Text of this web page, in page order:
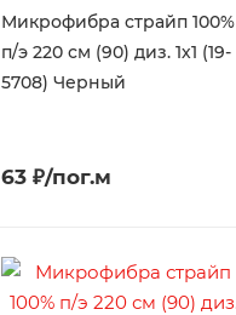
Микрофибра страйп 100%
п/э 220 см (90) диз. 1х1 (19-
5708) Черный
63 ₽/пог.м